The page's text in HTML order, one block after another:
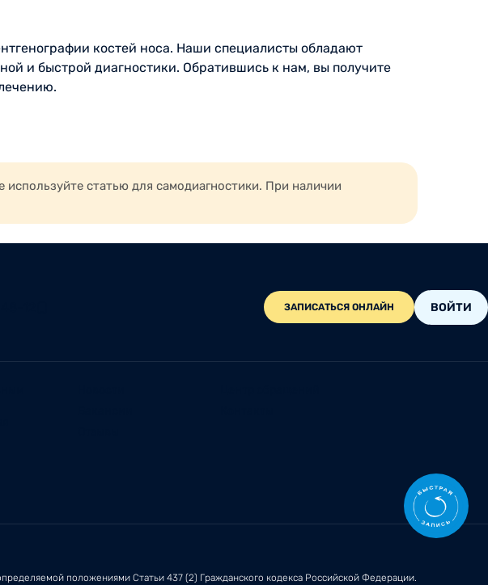
костей носа. Наши специалисты обладают
и быстрой диагностики. Обратившись к нам, вы получите
статью для самодиагностики. При наличии
ЗАПИСАТЬСЯ ОНЛАЙН ВОЙТИ
положениями Статьи 437 (2) Гражданского кодекса Российской Федерации.